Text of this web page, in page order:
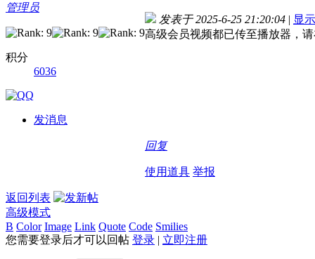
管理员
积分
6036
发消息
发表于 2025-6-25 21:20:04 | 显
高级会员视频都已传至播放器，
回复
使用道具 举报
返回列表
高级模式
B Color Image Link Quote Code Smilies
您需要登录后才可以回帖 登录 | 立即注册